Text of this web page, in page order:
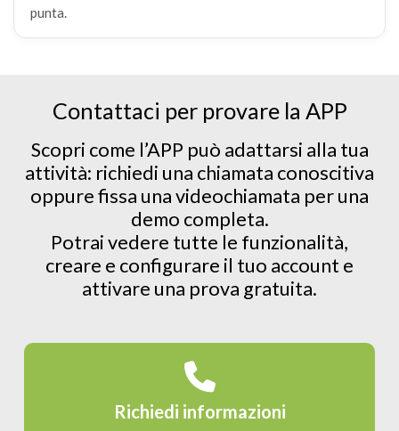
punta.
Contattaci per provare la APP
Scopri come l’APP può adattarsi alla tua
attività: richiedi una chiamata conoscitiva
oppure fissa una videochiamata per una
demo completa.
Potrai vedere tutte le funzionalità,
creare e configurare il tuo account e
attivare una prova gratuita.
Richiedi informazioni